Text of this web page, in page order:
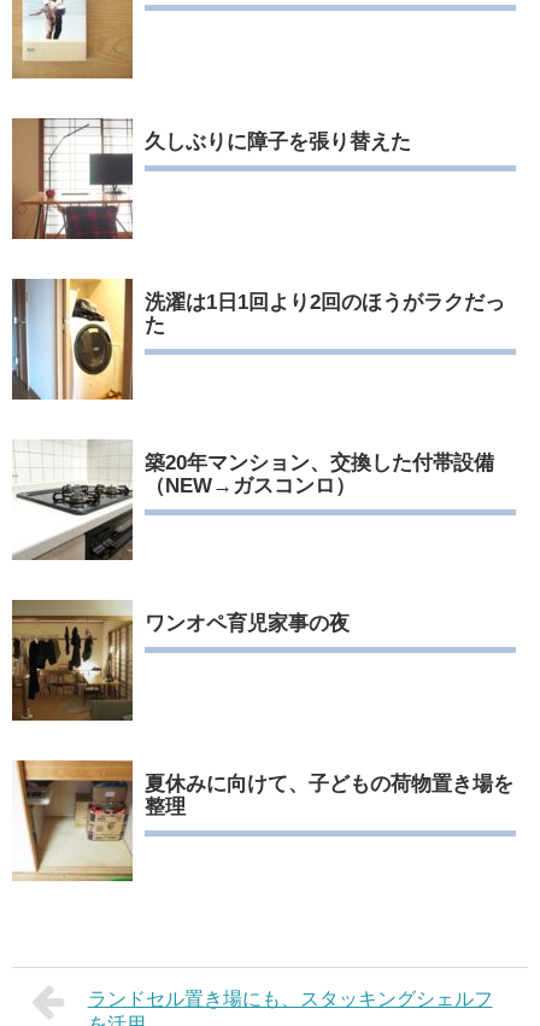
久しぶりに障子を張り替えた
洗濯は1日1回より2回のほうがラクだっ
た
築20年マンション、交換した付帯設備
（NEW→ガスコンロ）
ワンオペ育児家事の夜
夏休みに向けて、子どもの荷物置き場を
整理
ランドセル置き場にも、スタッキングシェルフ